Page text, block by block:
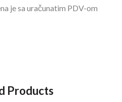
je sa uračunatim PDV-om
Products